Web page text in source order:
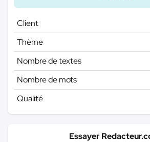
Client
Thème
Nombre de textes
Nombre de mots
Qualité
Essayer